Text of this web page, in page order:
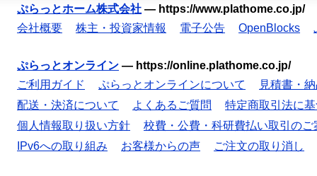
ぷらっとホーム株式会社 — https://www.plathome.co.jp/
会社概要
株主・投資家情報 電子公告 OpenBlocks
ぷらっとオンライン — https://online.plathome.co.jp/
ご利用ガイド
ぷらっとオンラインについて
見積書・
配送・決済について
よくあるご質問
特定商取引法に
個人情報取り扱い方針
校費・公費・科研費払い取引のご
IPv6への取り組み
お客様からの声 ご注文の取り消し